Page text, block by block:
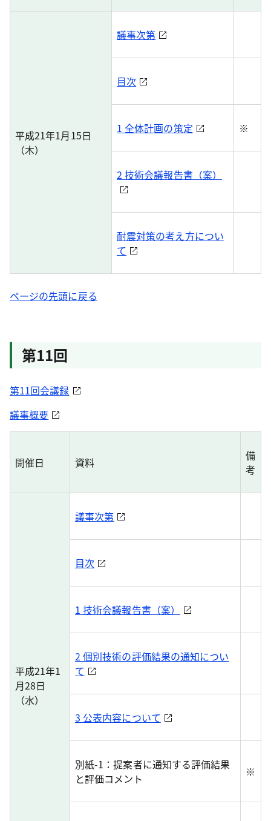
平成21年1月15日
（木）
議事次第
目次
1 全体計画の策定 ※
2 技術会議報告書（案）
耐震対策の考え方につい
て
ページの先頭に戻る
第11回
第11回会議録
議事概要
開催日 資料
備
考
平成21年1
月28日
（水）
議事次第
目次
1 技術会議報告書（案）
2 個別技術の評価結果の通知につい
て
3 公表内容について
別紙-1：提案者に通知する評価結果
と評価コメント
※